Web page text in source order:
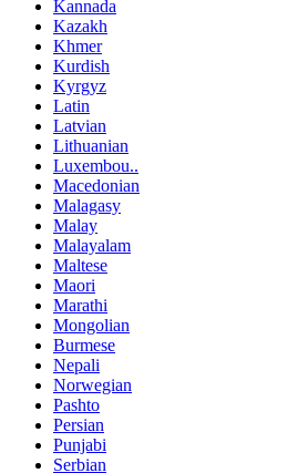
Kannada
Kazakh
Khmer
Kurdish
Kyrgyz
Latin
Latvian
Lithuanian
Luxembou..
Macedonian
Malagasy
Malay
Malayalam
Maltese
Maori
Marathi
Mongolian
Burmese
Nepali
Norwegian
Pashto
Persian
Punjabi
Serbian